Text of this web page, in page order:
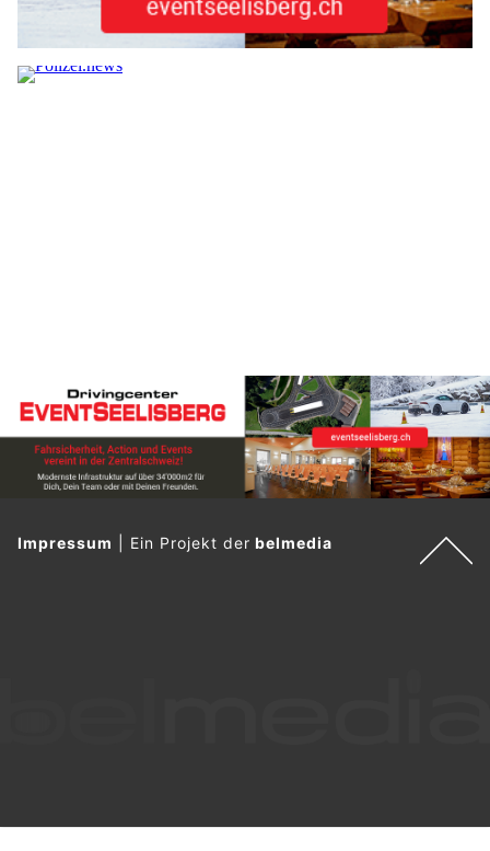
Impressum Ein Projekt derbelmedia